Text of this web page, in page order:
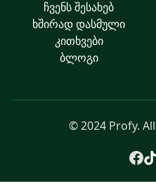
ჩვენს შესახებ
ხშირად დასმული
კითხვები
ბლოგი
© 2024 Profy.